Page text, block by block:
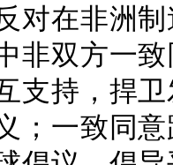
对在非洲
非双方一
支持，捍
；一致同